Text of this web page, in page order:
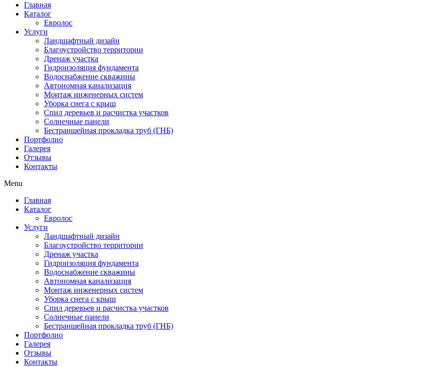
Главная
Каталог
Евролос
Услуги
Ландшафтный дизайн
Благоустройство территории
Дренаж участка
Гидроизоляция фундамента
Водоснабжение скважины
Автономная канализация
Монтаж инженерных систем
Уборка снега с крыш
Спил деревьев и расчистка участков
Солнечные панели
Бестраншейная прокладка труб (ГНБ)
Портфолио
Галерея
Отзывы
Контакты
Menu
Главная
Каталог
Евролос
Услуги
Ландшафтный дизайн
Благоустройство территории
Дренаж участка
Гидроизоляция фундамента
Водоснабжение скважины
Автономная канализация
Монтаж инженерных систем
Уборка снега с крыш
Спил деревьев и расчистка участков
Солнечные панели
Бестраншейная прокладка труб (ГНБ)
Портфолио
Галерея
Отзывы
Контакты